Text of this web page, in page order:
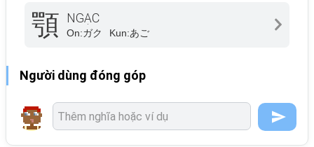
顎 NGẠC
On:ガク Kun:あご
Người dùng đóng góp